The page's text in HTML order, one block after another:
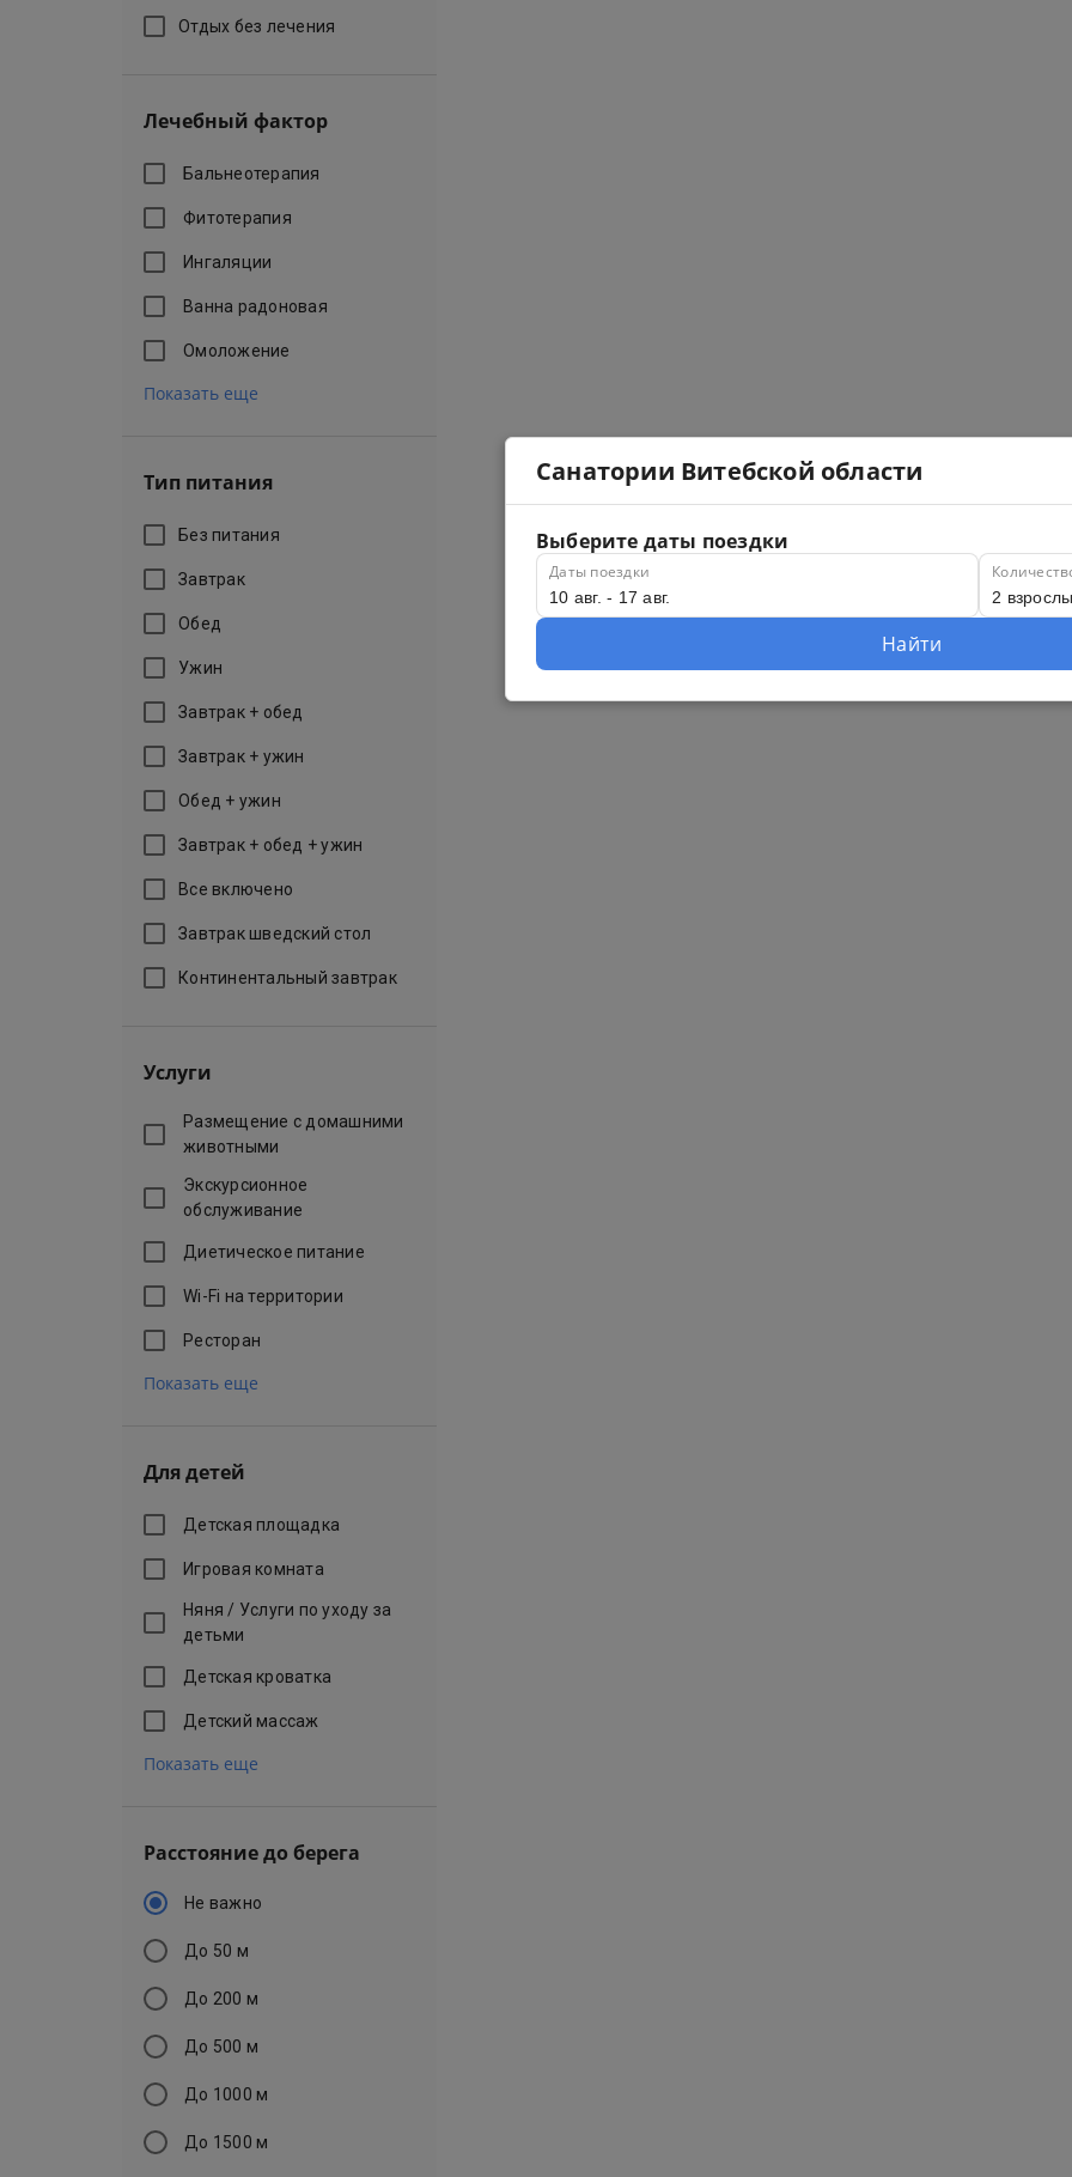
Отдых без лечения
Лечебный фактор
Бальнеотерапия
Фитотерапия
Ингаляции
Ванна радоновая
Омоложение
Показать еще
Тип питания
Без питания
Завтрак
Обед
Ужин
Завтрак + обед
Завтрак + ужин
Обед + ужин
Завтрак + обед + ужин
Все включено
Завтрак шведский стол
Континентальный завтрак
Услуги
Размещение с домашними
животными
Экскурсионное
обслуживание
Диетическое питание
Wi-Fi на территории
Ресторан
Показать еще
Для детей
Детская площадка
Игровая комната
Няня / Услуги по уходу за
детьми
Детская кроватка
Детский массаж
Показать еще
Расстояние до берега
Не важно
До 50 м
До 200 м
До 500 м
До 1000 м
До 1500 м
Санатории Витебской области
Выберите даты поездки
Даты поездки
Найти